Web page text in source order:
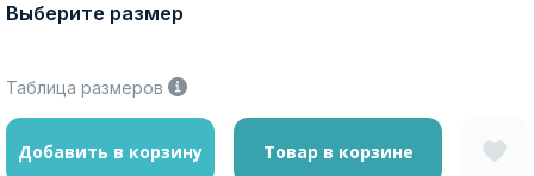
Выберите размер
Таблица размеров
Добавить в корзину Товар в корзине